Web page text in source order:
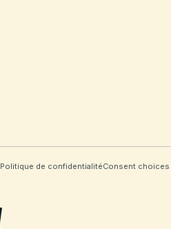
Politique de confidentialitéConsent choices